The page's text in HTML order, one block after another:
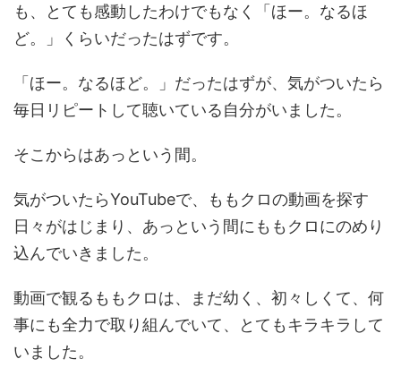
も、とても感動したわけでもなく「ほー。なるほ
ど。」くらいだったはずです。
「ほー。なるほど。」だったはずが、気がついたら
毎日リピートして聴いている自分がいました。
そこからはあっという間。
気がついたらYouTubeで、ももクロの動画を探す
日々がはじまり、あっという間にももクロにのめり
込んでいきました。
動画で観るももクロは、まだ幼く、初々しくて、何
事にも全力で取り組んでいて、とてもキラキラして
いました。